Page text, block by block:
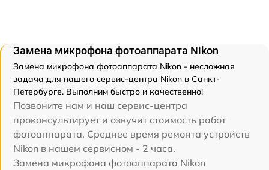
Замена микрофона фотоаппарата Nikon
Замена микрофона фотоаппарата Nikon - несложная
задача для нашего сервис-центра Nikon в Санкт-
Петербурге. Выполним быстро и качественно!
Позвоните нам и наш сервис-центра
проконсультирует и озвучит стоимость работ
фотоаппарата. Среднее время ремонта устройств
Nikon в нашем сервисном - 2 часа.
Замена микрофона фотоаппарата Nikon